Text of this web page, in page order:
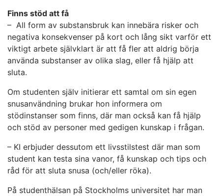
Finns stöd att få
– All form av substansbruk kan innebära risker och
negativa konsekvenser på kort och lång sikt varför ett
viktigt arbete självklart är att få fler att aldrig börja
använda substanser av olika slag, eller få hjälp att
sluta.
Om studenten själv initierar ett samtal om sin egen
snusanvändning brukar hon informera om
stödinstanser som finns, där man också kan få hjälp
och stöd av personer med gedigen kunskap i frågan.
– KI erbjuder dessutom ett livsstilstest där man som
student kan testa sina vanor, få kunskap och tips och
råd för att sluta snusa (och/eller röka).
På studenthälsan på Stockholms universitet har man